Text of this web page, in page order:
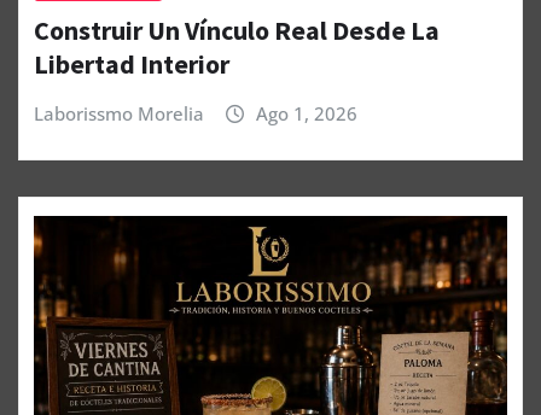
Construir Un Vínculo Real Desde La
Libertad Interior
Laborissmo Morelia Ago 1, 2026